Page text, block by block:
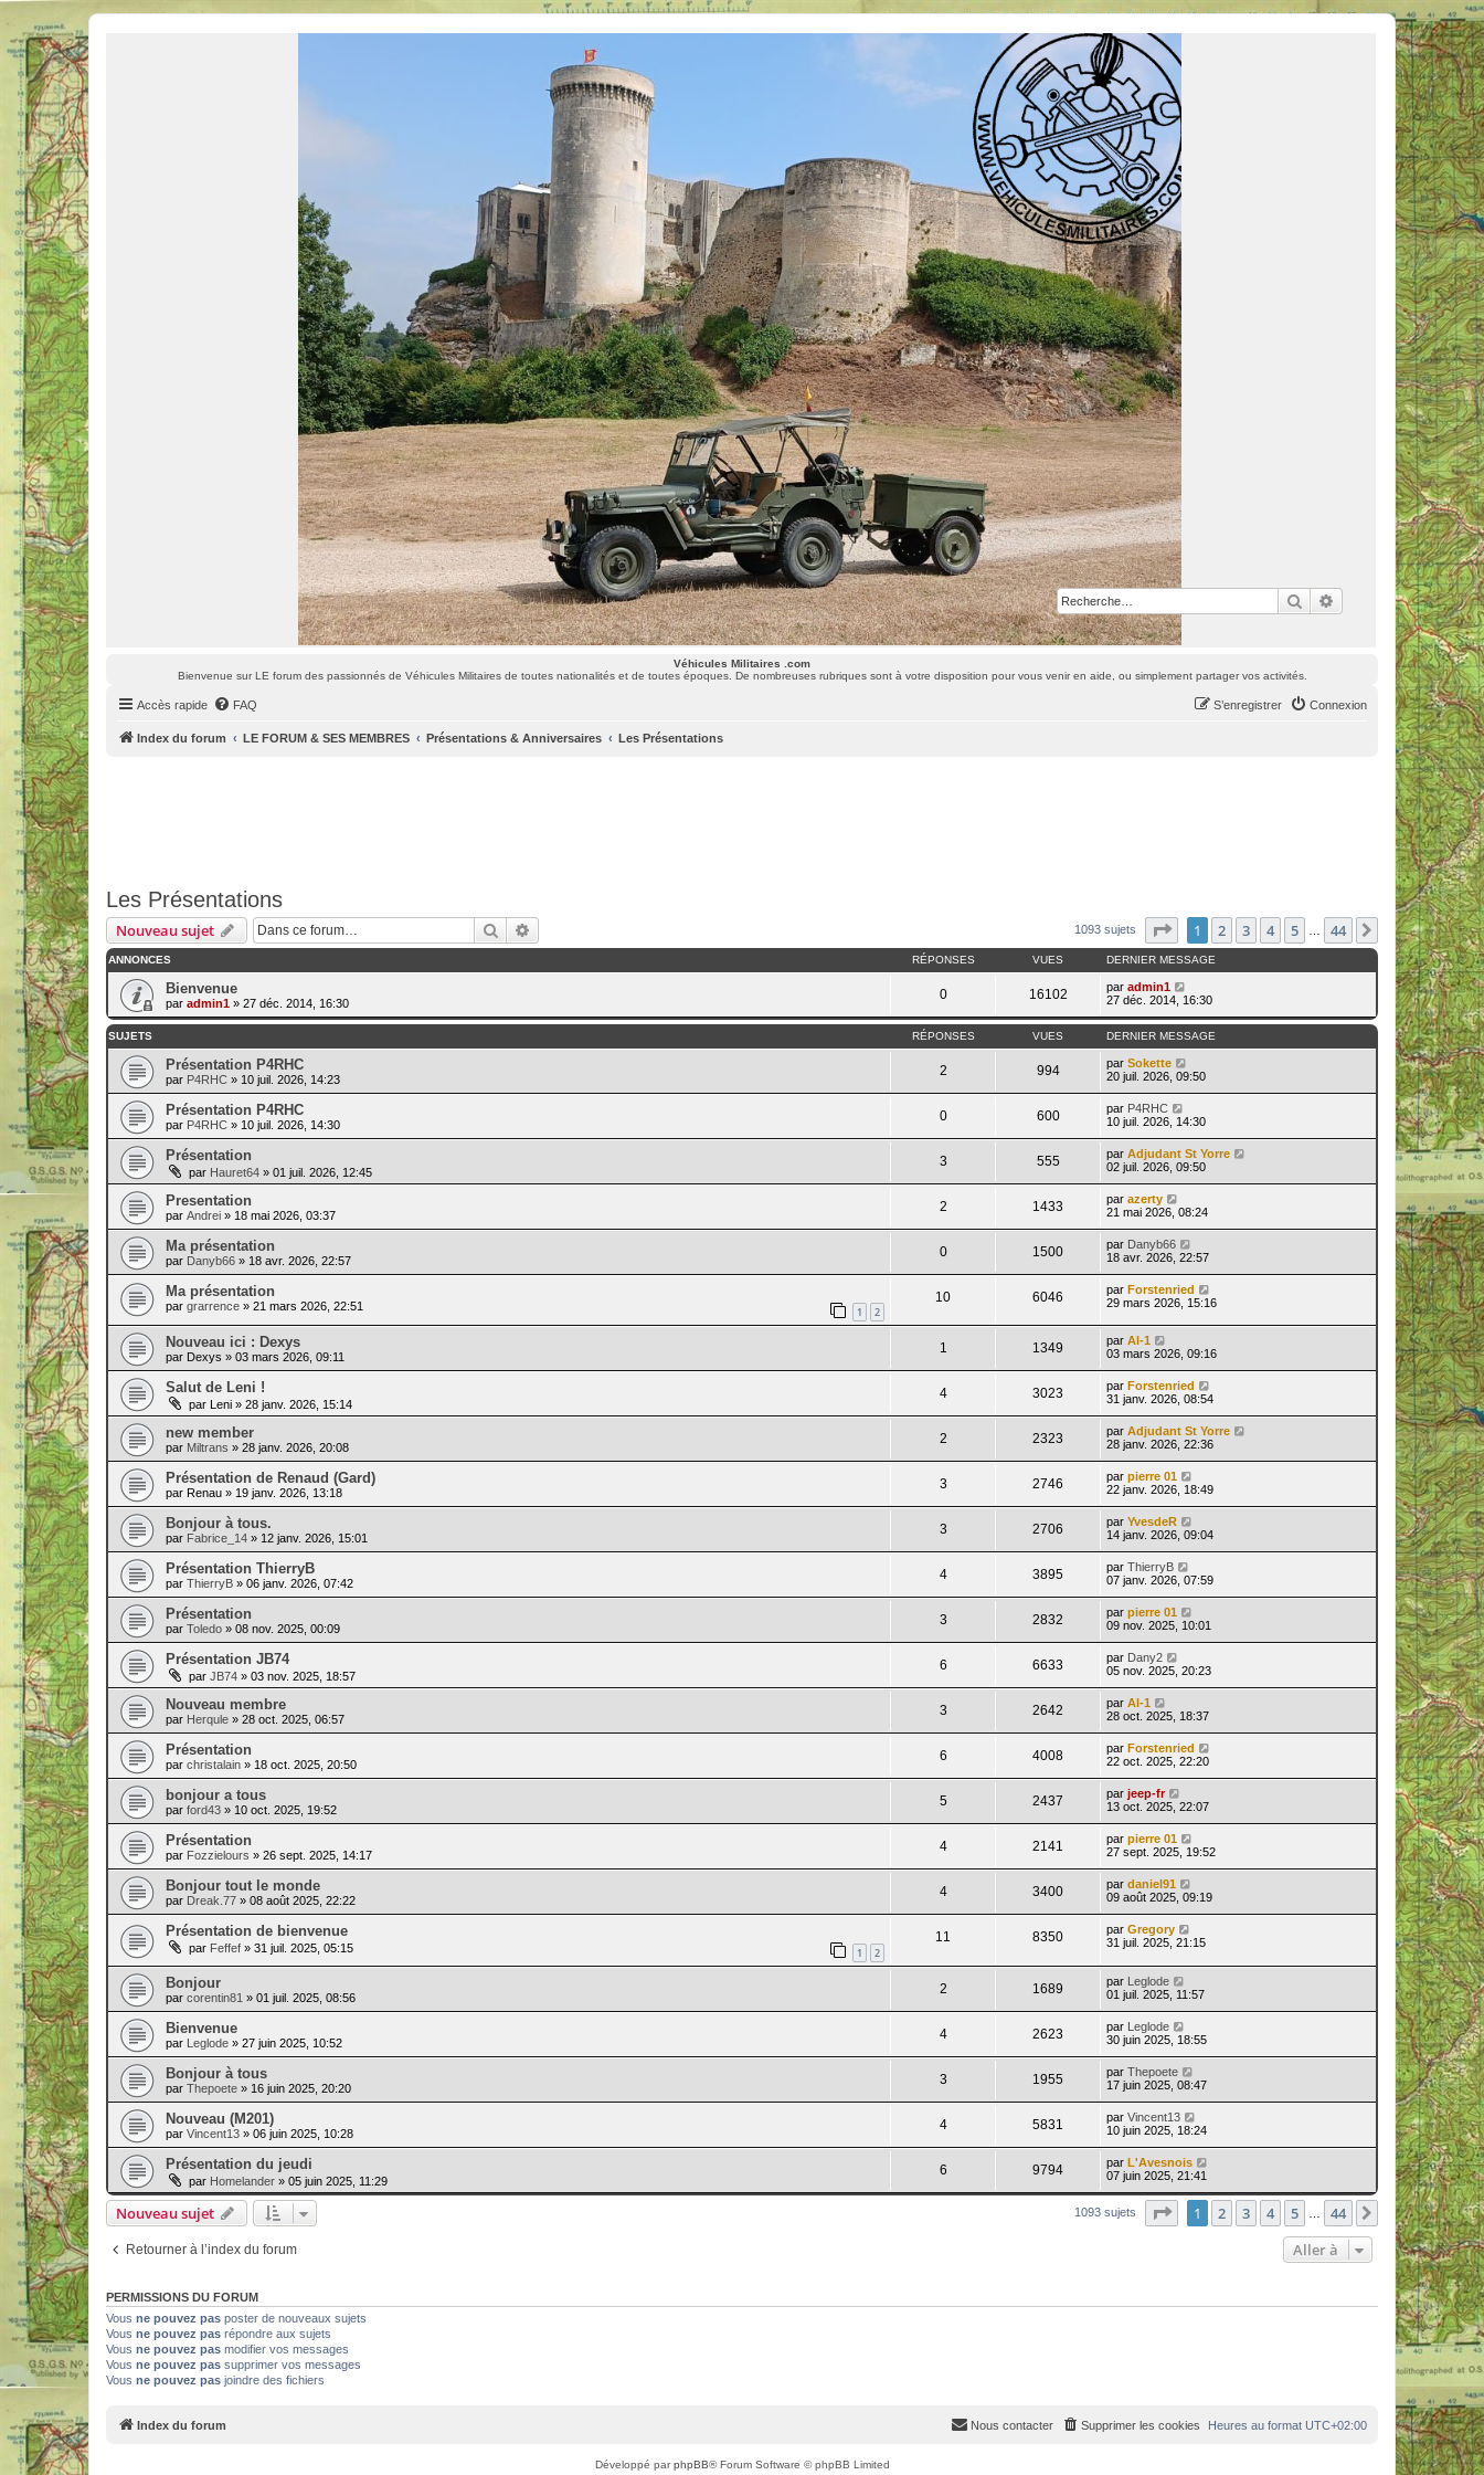
RechercherRecherche avancée
Bienvenue sur LE forum des passionnés de Véhicules Militaires de toutes nationalités et de toutes époques. De nombreuses rubriques sont à votre disposition pour vous venir en aide, ou simplement partager vos activités.
Véhicules Militaires .com
Bienvenue sur LE forum des passionnés de Véhicules Militaires de toutes nationalités et de toutes époques. De nombreuses rubriques sont à votre disposition pour vous venir en aide, ou simplement partager vos activités.
Accès rapide FAQ Connexion
S’enregistrer
Index du forum LE FORUM & SES MEMBRES Présentations & Anniversaires Les Présentations
Les Présentations
Nouveau sujet Rechercher 1093 sujets Page sur44
1 2 3 4 5 44 Suivante
ANNONCES RÉPONSES VUES DERNIER MESSAGE
Bienvenue
par admin1 » 27 déc. 2014, 16:30
0 16102 par admin1
27 déc. 2014, 16:30
SUJETS RÉPONSES VUES DERNIER MESSAGE
Présentation P4RHC
par P4RHC » 10 juil. 2026, 14:23
2 994 par Sokette
20 juil. 2026, 09:50
Présentation P4RHC
par P4RHC » 10 juil. 2026, 14:30
0 600 par P4RHC
10 juil. 2026, 14:30
Présentation
par Hauret64 » 01 juil. 2026, 12:45
3 555 par Adjudant St Yorre
02 juil. 2026, 09:50
Presentation
par Andrei » 18 mai 2026, 03:37
2 1433 par azerty
21 mai 2026, 08:24
Ma présentation
par Danyb66 » 18 avr. 2026, 22:57
0 1500 par Danyb66
18 avr. 2026, 22:57
Ma présentation
par grarrence » 21 mars 2026, 22:51 1 2
10 6046 par Forstenried
29 mars 2026, 15:16
Nouveau ici : Dexys
par Dexys » 03 mars 2026, 09:11
1 1349 par Al-1
03 mars 2026, 09:16
Salut de Leni !
par Leni » 28 janv. 2026, 15:14
4 3023 par Forstenried
31 janv. 2026, 08:54
new member
par Miltrans » 28 janv. 2026, 20:08
2 2323 par Adjudant St Yorre
28 janv. 2026, 22:36
Présentation de Renaud (Gard)
par Renau » 19 janv. 2026, 13:18
3 2746 par pierre 01
22 janv. 2026, 18:49
Bonjour à tous.
par Fabrice_14 » 12 janv. 2026, 15:01
3 2706 par YvesdeR
14 janv. 2026, 09:04
Présentation ThierryB
par ThierryB » 06 janv. 2026, 07:42
4 3895 par ThierryB
07 janv. 2026, 07:59
Présentation
par Toledo » 08 nov. 2025, 00:09
3 2832 par pierre 01
09 nov. 2025, 10:01
Présentation JB74
par JB74 » 03 nov. 2025, 18:57
6 6633 par Dany2
05 nov. 2025, 20:23
Nouveau membre
par Herqule » 28 oct. 2025, 06:57
3 2642 par Al-1
28 oct. 2025, 18:37
Présentation
par christalain » 18 oct. 2025, 20:50
6 4008 par Forstenried
22 oct. 2025, 22:20
bonjour a tous
par ford43 » 10 oct. 2025, 19:52
5 2437 par jeep-fr
13 oct. 2025, 22:07
Présentation
par Fozzielours » 26 sept. 2025, 14:17
4 2141 par pierre 01
27 sept. 2025, 19:52
Bonjour tout le monde
par Dreak.77 » 08 août 2025, 22:22
4 3400 par daniel91
09 août 2025, 09:19
Présentation de bienvenue
par Feffef » 31 juil. 2025, 05:15 1 2
11 8350 par Gregory
31 juil. 2025, 21:15
Bonjour
par corentin81 » 01 juil. 2025, 08:56
2 1689 par Leglode
01 juil. 2025, 11:57
Bienvenue
par Leglode » 27 juin 2025, 10:52
4 2623 par Leglode
30 juin 2025, 18:55
Bonjour à tous
par Thepoete » 16 juin 2025, 20:20
3 1955 par Thepoete
17 juin 2025, 08:47
Nouveau (M201)
par Vincent13 » 06 juin 2025, 10:28
4 5831 par Vincent13
10 juin 2025, 18:24
Présentation du jeudi
par Homelander » 05 juin 2025, 11:29
6 9794 par L'Avesnois
07 juin 2025, 21:41
Nouveau sujet 1093 sujets Page sur44
1 2 3 4 5 44 Suivante
Retourner à l’index du forum Aller à
PERMISSIONS DU FORUM
Vous ne pouvez pas poster de nouveaux sujets
Vous ne pouvez pas répondre aux sujets
Vous ne pouvez pas modifier vos messages
Vous ne pouvez pas supprimer vos messages
Vous ne pouvez pas joindre des fichiers
Index du forum Heures au format UTC+02:00
Supprimer les cookies
Nous contacter
Développé parphpBB® Forum Software © phpBB Limited